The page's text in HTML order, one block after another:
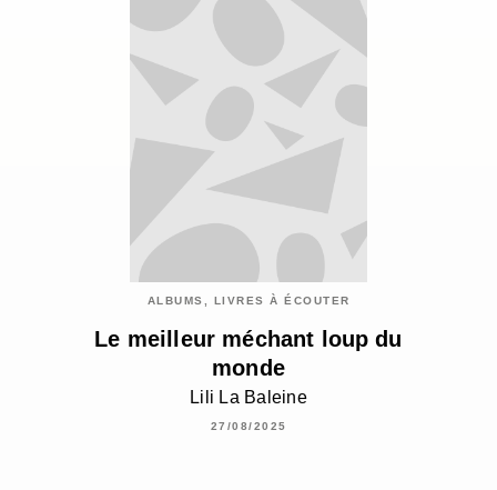
ALBUMS, LIVRES À ÉCOUTER
Le meilleur méchant loup du
monde
Lili La Baleine
27/08/2025